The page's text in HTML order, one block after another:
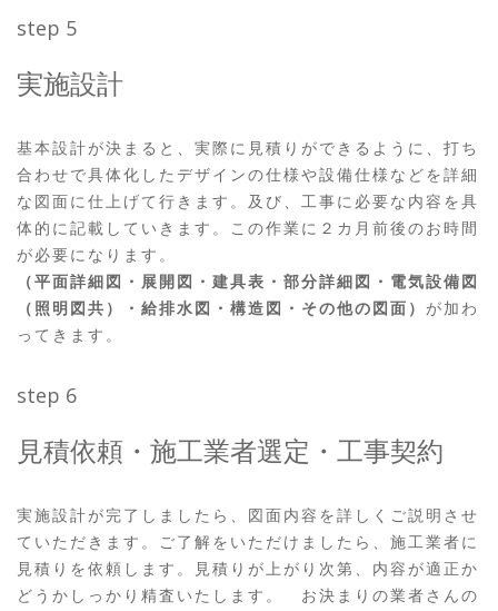
step 5
実施設計
基本設計が決まると、実際に見積りができるように、打ち
合わせで具体化したデザインの仕様や設備仕様などを詳細
な図面に仕上げて行きます。及び、工事に必要な内容を具
体的に記載していきます。この作業に２カ月前後のお時間
が必要になります。
（平面詳細図・展開図・建具表・部分詳細図・電気設備図
（照明図共）・給排水図・構造図・その他の図面） が加わ
ってきます。
step 6
見積依頼・施工業者選定・工事契約
実施設計が完了しましたら、図面内容を詳しくご説明させ
ていただきます。ご了解をいただけましたら、施工業者に
見積りを依頼します。見積りが上がり次第、内容が適正か
どうかしっかり精査いたします。 お決まりの業者さんの